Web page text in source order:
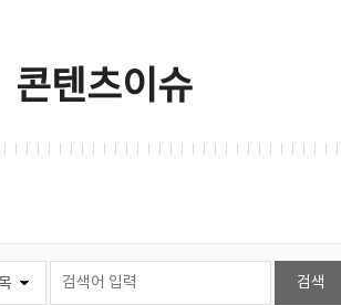
콘텐츠이슈